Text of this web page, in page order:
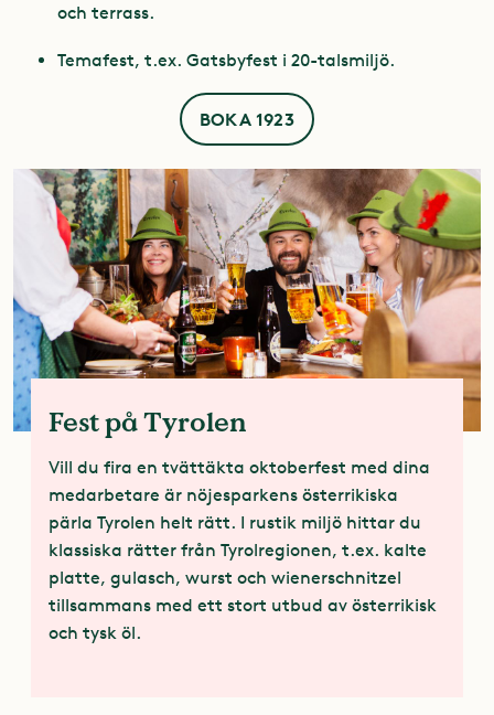
och terrass.
Temafest, t.ex. Gatsbyfest i 20-talsmiljö.
BOKA 1923
Fest på Tyrolen
Vill du fira en tvättäkta oktoberfest med dina
medarbetare är nöjesparkens österrikiska
pärla Tyrolen helt rätt. I rustik miljö hittar du
klassiska rätter från Tyrolregionen, t.ex. kalte
platte, gulasch, wurst och wienerschnitzel
tillsammans med ett stort utbud av österrikisk
och tysk öl.